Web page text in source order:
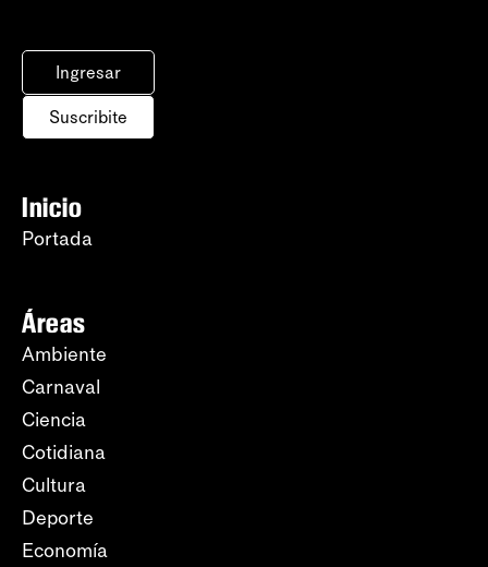
Ingresar
Suscribite
Inicio
Portada
Áreas
Ambiente
Carnaval
Ciencia
Cotidiana
Cultura
Deporte
Economía